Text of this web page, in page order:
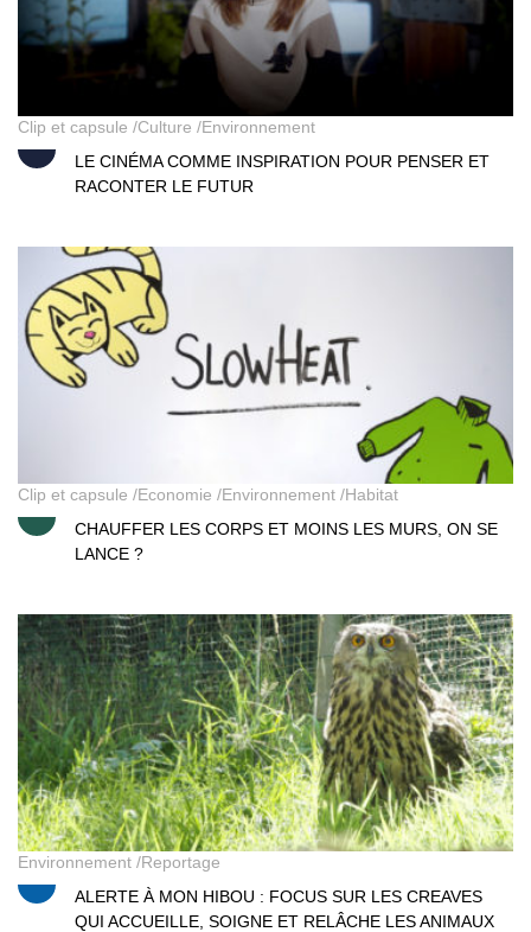
Clip et capsule Culture Environnement
LE CINÉMA COMME INSPIRATION POUR PENSER ET
RACONTER LE FUTUR
SlowHeat
Clip et capsule Economie Environnement Habitat
CHAUFFER LES CORPS ET MOINS LES MURS, ON SE
LANCE ?
Alerte à mon hibou
Environnement Reportage
ALERTE À MON HIBOU : FOCUS SUR LES CREAVES
QUI ACCUEILLE, SOIGNE ET RELÂCHE LES ANIMAUX